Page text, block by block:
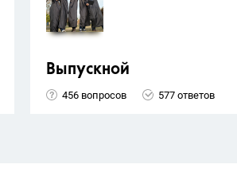
Выпускной
456 вопросов 577 ответов